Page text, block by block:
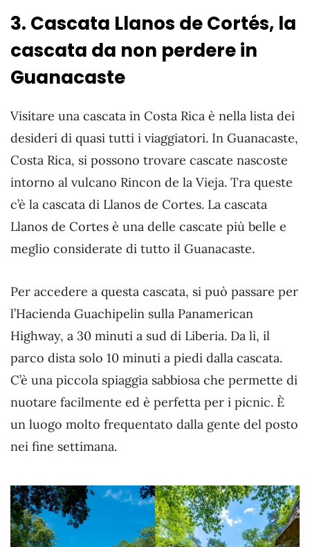
3. Cascata Llanos de Cortés, la
cascata da non perdere in
Guanacaste
Visitare una cascata in Costa Rica è nella lista dei
desideri di quasi tutti i viaggiatori. In Guanacaste,
Costa Rica, si possono trovare cascate nascoste
intorno al vulcano Rincon de la Vieja. Tra queste
c’è la cascata di Llanos de Cortes. La cascata
Llanos de Cortes è una delle cascate più belle e
meglio considerate di tutto il Guanacaste.
Per accedere a questa cascata, si può passare per
l’Hacienda Guachipelin sulla Panamerican
Highway, a 30 minuti a sud di Liberia. Da lì, il
parco dista solo 10 minuti a piedi dalla cascata.
C’è una piccola spiaggia sabbiosa che permette di
nuotare facilmente ed è perfetta per i picnic. È
un luogo molto frequentato dalla gente del posto
nei fine settimana.